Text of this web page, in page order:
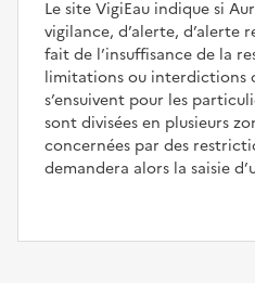
Le site VigiEau indique si
vigilance, d’alerte, d’alerte
fait de l’insuffisance de la
limitations ou interdictions
s’ensuivent pour les
sont divisées en plusieurs
concernées par des
demandera alors la saisie